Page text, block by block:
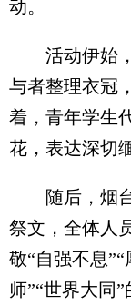
动。
活动伊始，
与者整理衣冠
着，青年学生
花，表达深切
随后，烟台
祭文，全体人
敬“自强不息
师”“世界大同